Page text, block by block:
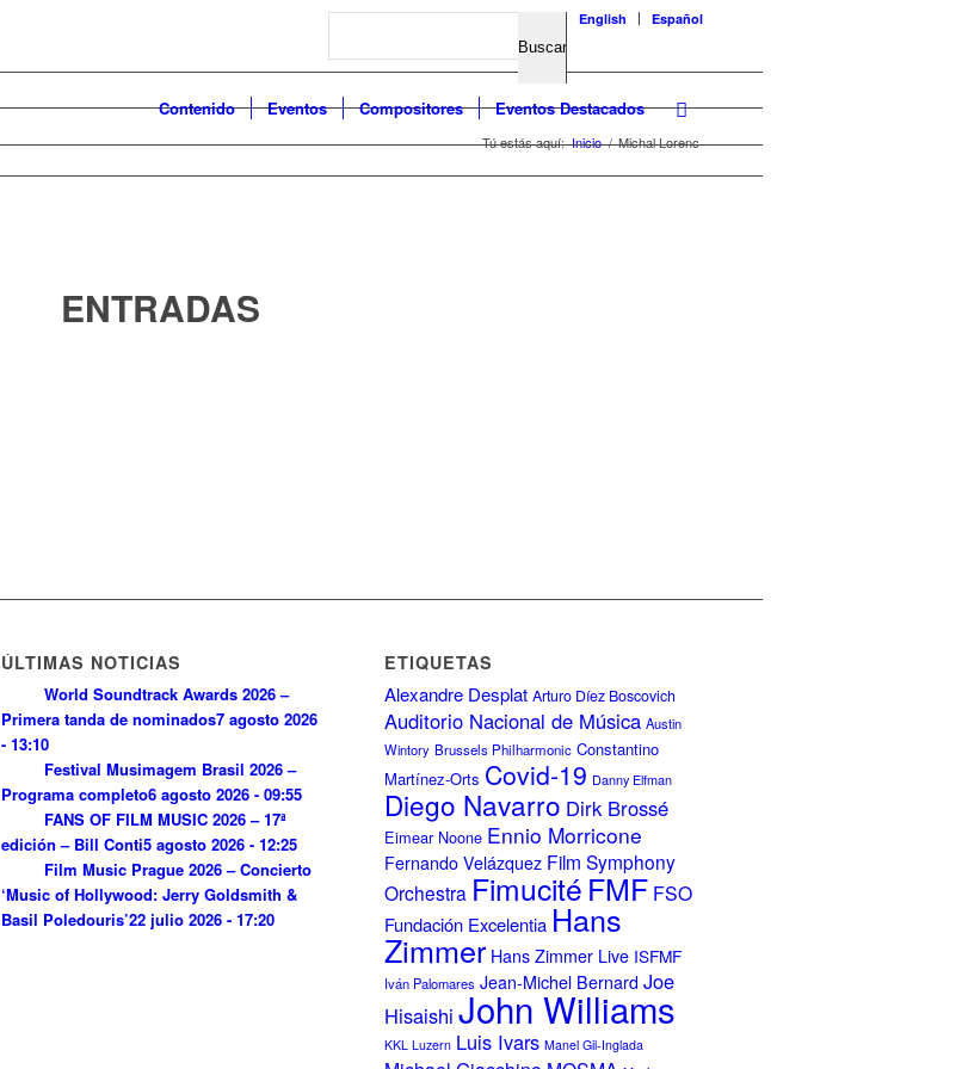
Search English Español
Contenido Eventos Compositores Eventos Destacados
Tú estás aquí: Inicio / Michal Lorenc
ENTRADAS
ÚLTIMAS NOTICIAS
World Soundtrack Awards 2026 –
Primera tanda de nominados7 agosto 2026
- 13:10
Festival Musimagem Brasil 2026 –
Programa completo6 agosto 2026 - 09:55
FANS OF FILM MUSIC 2026 – 17ª
edición – Bill Conti5 agosto 2026 - 12:25
Film Music Prague 2026 – Concierto
‘Music of Hollywood: Jerry Goldsmith &
Basil Poledouris’22 julio 2026 - 17:20
ETIQUETAS
Alexandre Desplat Arturo Díez Boscovich
Auditorio Nacional de Música Austin
Wintory Brussels Philharmonic Constantino
Martínez-Orts Covid-19 Danny Elfman
Diego Navarro Dirk Brossé
Eimear Noone Ennio Morricone
Fernando Velázquez Film Symphony
Orchestra Fimucité FMF FSO
Fundación Excelentia Hans
Zimmer Hans Zimmer Live ISFMF
Iván Palomares Jean-Michel Bernard Joe
Hisaishi John Williams
KKL Luzern Luis Ivars Manel Gil-Inglada